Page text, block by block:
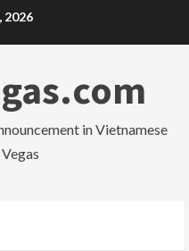
2026
in Vietnamese